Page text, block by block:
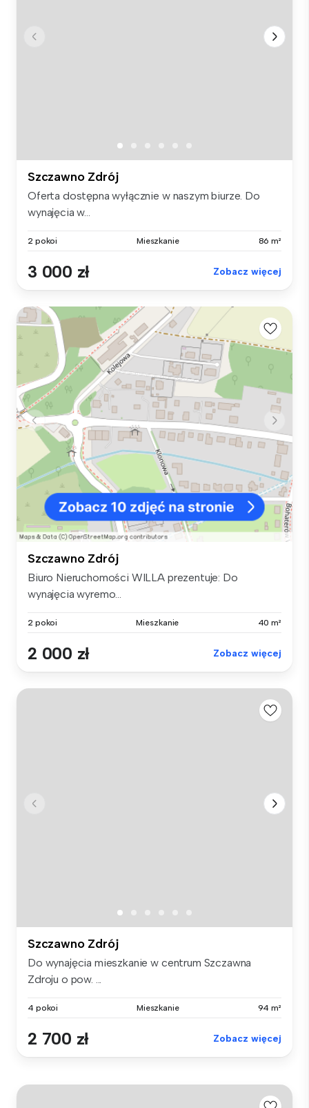
Szczawno Zdrój
Oferta dostępna wyłącznie w naszym biurze. Do
wynajęcia w...
2 pokoi Mieszkanie 86 m²
3 000 zł Zobacz więcej
Szczawno Zdrój
Biuro Nieruchomości WILLA prezentuje: Do
wynajęcia wyremo...
2 pokoi Mieszkanie 40 m²
2 000 zł Zobacz więcej
Szczawno Zdrój
Do wynajęcia mieszkanie w centrum Szczawna
Zdroju o pow. ...
4 pokoi Mieszkanie 94 m²
2 700 zł Zobacz więcej